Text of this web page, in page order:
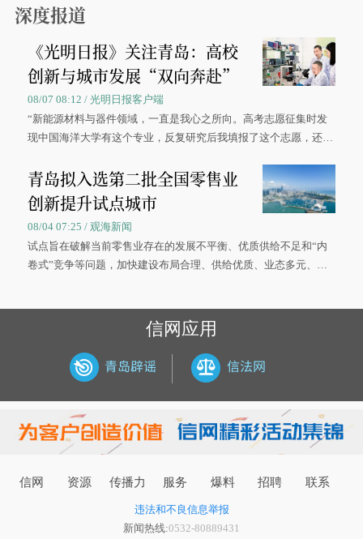
深度报道
《光明日报》关注青岛：高校
创新与城市发展“双向奔赴”
08/07 08:12 / 光明日报客户端
“新能源材料与器件领域，一直是我心之所向。高考志愿征集时发
现中国海洋大学有这个专业，反复研究后我填报了这个志愿，还真
大学材料科学与工程学院材料类专业的录取通知书。
青岛拟入选第二批全国零售业
创新提升试点城市
08/04 07:25 / 观海新闻
试点旨在破解当前零售业存在的发展不平衡、优质供给不足和“内
卷式”竞争等问题，加快建设布局合理、供给优质、业态多元、智
信网应用
信网 资源 传播力 服务 爆料 招聘 联系
违法和不良信息举报
新闻热线:0532-80889431